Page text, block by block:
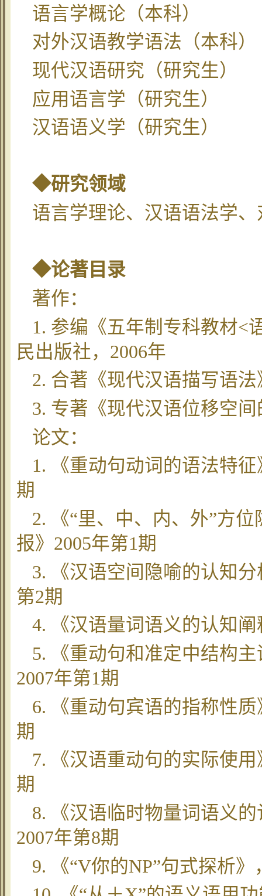
语言学概论（本科）
对外汉语教学语法（本科）
现代汉语研究（研究生）
应用语言学（研究生）
汉语语义学（研究生）
◆研究领域
语言学理论、汉语语法学
◆论著目录
著作：
1. 参编《五年制专科教材<
民出版社，2006年
2. 合著《现代汉语描写语
3. 专著《现代汉语位移空
论文：
1. 《重动句动词的语法特
期
2. 《“里、中、内、外”方
报》2005年第1期
3. 《汉语空间隐喻的认知
第2期
4. 《汉语量词语义的认知
5. 《重动句和准定中结构
2007年第1期
6. 《重动句宾语的指称性
期
7. 《汉语重动句的实际使
期
8. 《汉语临时物量词语义
2007年第8期
9. 《“V你的NP”句式探析